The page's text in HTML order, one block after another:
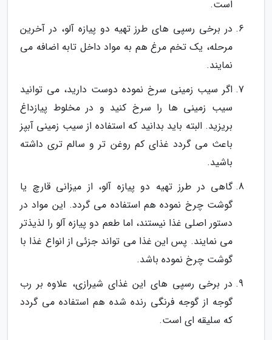
است.
در برخی رسپی های طرز تهیه دو پیازه آلو، در آخرین
مرحله، یک تخم مرغ هم به مواد داخل تابه اضافه می
نمایند.
اگر سیب زمینی سرخ نموده دوست دارید، می توانید
سیب زمینی ها را سرخ کنید و در مخلوط پیازداغ
بریزید. البته باید بدانید که استفاده از سیب زمینی آبپز
باعث می گردد غذای کم روغن تر و سالم تری داشته
باشید.
گاهی در طرز تهیه دو پیازه آلو، از میزانی قارچ یا
گوشت چرخ نموده هم استفاده می گردد. این مواد در
دستور اصلی غذا نیستند، اما طعم دو پیازه آلو را لذیذتر
می نمایند. پس این غذا می تواند جزئی از انواع غذا با
گوشت چرخ نموده باشد.
در برخی رسپی های این غذای شیرازی، علاوه بر رب
گوجه از گوجه فرنگی رنده شده هم استفاده می گردد
که سلیقه ای است.